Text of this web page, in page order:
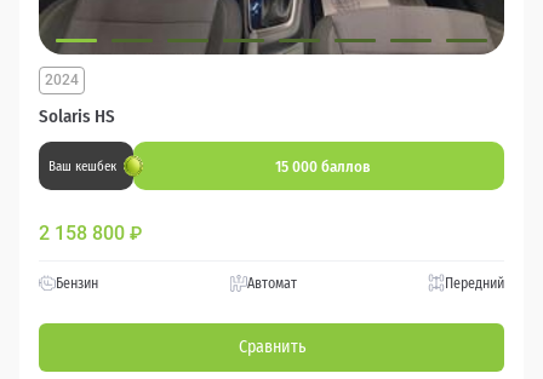
Solaris HS
2024
Ваш кешбек 15 000 баллов
2 158 800 ₽
Бензин Автомат Передний
Сравнить